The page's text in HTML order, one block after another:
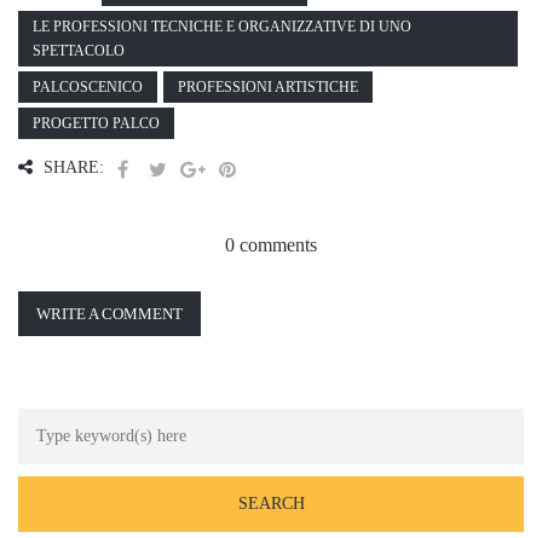
LE PROFESSIONI TECNICHE E ORGANIZZATIVE DI UNO
SPETTACOLO
PALCOSCENICO PROFESSIONI ARTISTICHE
PROGETTO PALCO
SHARE:
0 comments
WRITE A COMMENT